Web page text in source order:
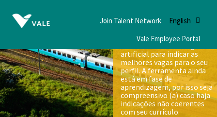
English
Join Talent Network
Vale Employee Portal
Nós utilizamos inteligência
artificial para indicar as
melhores vagas para o seu
perfil. A ferramenta ainda
está em fase de
aprendizagem, por isso seja
compreensivo (a) caso haja
indicações não coerentes
com seu currículo.